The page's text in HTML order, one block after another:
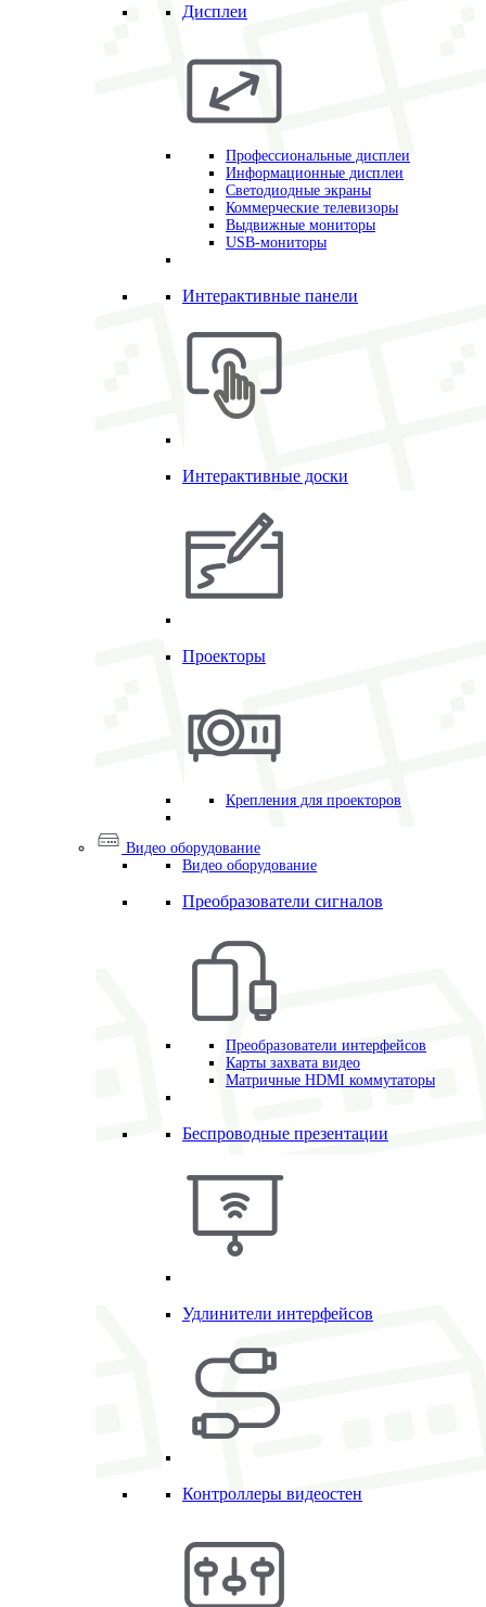
Дисплеи
Профессиональные дисплеи
Информационные дисплеи
Светодиодные экраны
Коммерческие телевизоры
Выдвижные мониторы
USB-мониторы
Интерактивные панели
Интерактивные доски
Проекторы
Крепления для проекторов
Видео оборудование
Видео оборудование
Преобразователи сигналов
Преобразователи интерфейсов
Карты захвата видео
Матричные HDMI коммутаторы
Беспроводные презентации
Удлинители интерфейсов
Контроллеры видеостен